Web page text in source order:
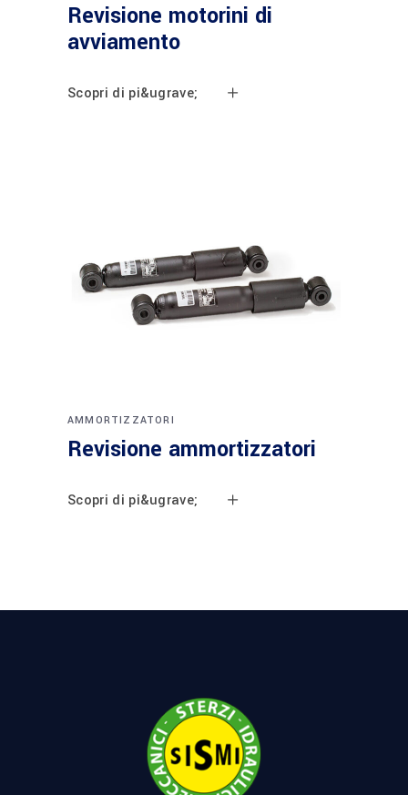
Revisione motorini di
avviamento
Scopri di pi&ugrave;
AMMORTIZZATORI
Revisione ammortizzatori
Scopri di pi&ugrave;